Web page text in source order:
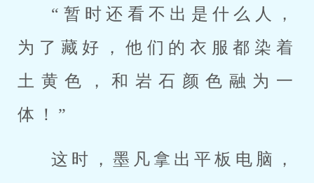
“暂时还看不出是什么人，
为了藏好，他们的衣服都染着
土黄色，和岩石颜色融为一
体！”
这时，墨凡拿出平板电脑，